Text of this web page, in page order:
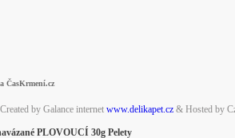
ČasKrmení.cz
by Galance internet www.delikapet.cz& Hosted by
PLOVOUCÍ 30g Pelety